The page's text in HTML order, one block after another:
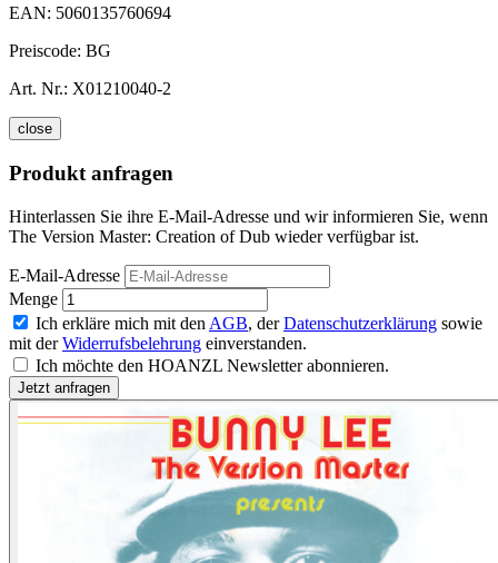
EAN: 5060135760694
Preiscode: BG
Art. Nr.: X01210040-2
close
Produkt anfragen
Hinterlassen Sie ihre E-Mail-Adresse und wir informieren Sie, wenn
The Version Master: Creation of Dub wieder verfügbar ist.
E-Mail-Adresse
Menge
Ich erkläre mich mit den AGB, derDatenschutzerklärung sowie
mit derWiderrufsbelehrung einverstanden.
Ich möchte den HOANZL Newsletter abonnieren.